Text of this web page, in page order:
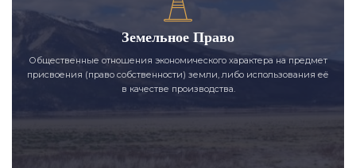
Земельное Право
Общественные отношения экономического характера на предмет
присвоения (право собственности) земли, либо использования её
в качестве производства.